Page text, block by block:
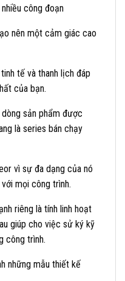
công đoạn
nên một cảm giác cao
tế và thanh lịch đáp
của bạn.
sản phẩm được
là series bán chạy
vì sự đa dạng của nó
mọi công trình.
riêng là tính linh hoạt
giúp cho việc sử ký kỹ
công trình.
những mẫu thiết kế